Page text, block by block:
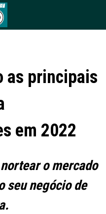
as principais
em 2022
o mercado
seu negócio de